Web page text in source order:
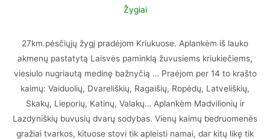
Žygiai
27km.pėsčiųjų žygį pradėjom Kriukuose. Aplankėm iš lauko
akmenų pastatytą Laisvės paminklą žuvusiems kriukiečiems,
viesiulo nugriautą medinę bažnyčią … Praėjom per 14 to krašto
kaimų: Vaiduolių, Dvareliškių, Ragaišių, Ropėdų, Latveliškių,
Skakų, Lieporių, Katinų, Valakų… Aplankėm Madvilionių ir
Lazdyniškių buvusių dvarų sodybas. Vienų kaimų bedruomenės
gražiai tvarkos, kituose stovi tik apleisti namai, dar kitų likę tik